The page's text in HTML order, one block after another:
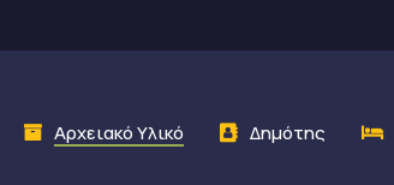
Αρχειακό Υλικό Δημότης